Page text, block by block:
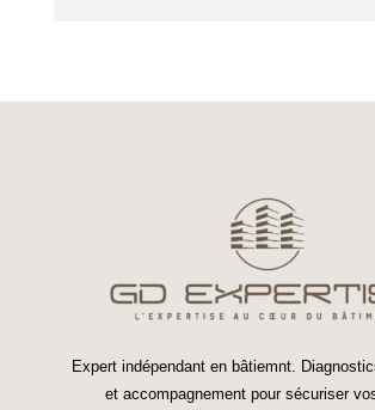
Expert indépendant en bâtiemnt.
et accompagnement pour sécuriser